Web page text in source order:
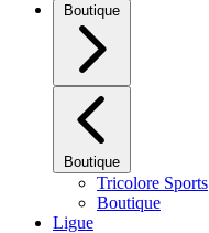
Boutique
Boutique
Tricolore Sports
Boutique
Ligue